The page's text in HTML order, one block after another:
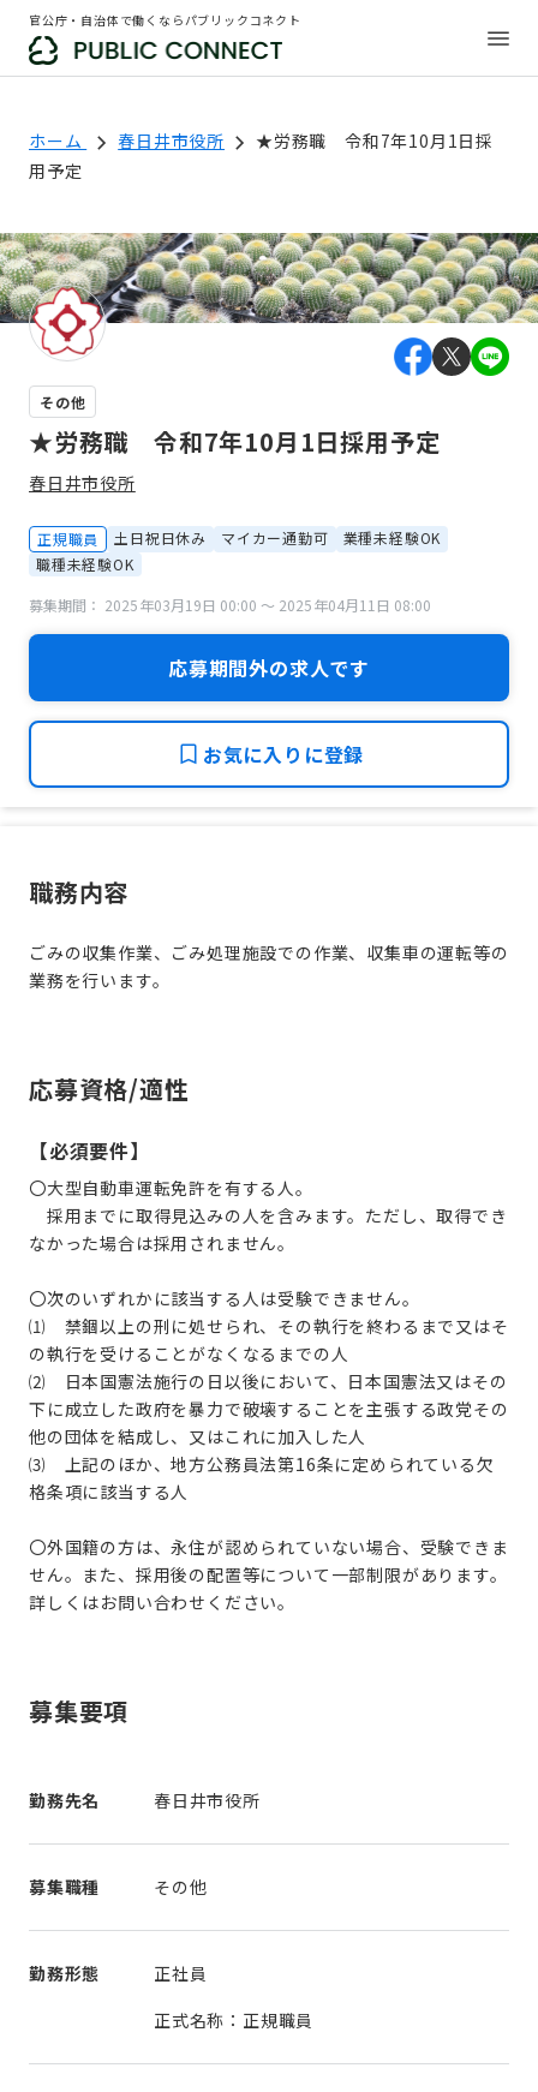
官公庁・自治体で働くならパブリックコネクト
ホーム 春日井市役所
★労務職 令和7年10月1日採
用予定
その他
★労務職 令和7年10月1日採用予定
春日井市役所
正規職員 土日祝日休み マイカー通勤可
業種未経験OK
職種未経験OK
募集期間： 2025年03月19日 00:00 〜 2025年04月11日 08:00
応募期間外の求人です
お気に入りに登録
職務内容
ごみの収集作業、ごみ処理施設での作業、収集車の運転等の
業務を行います。
応募資格/適性
【必須要件】
〇大型自動車運転免許を有する人。
採用までに取得見込みの人を含みます。ただし、取得でき
なかった場合は採用されません。
〇次のいずれかに該当する人は受験できません。
⑴ 禁錮以上の刑に処せられ、その執行を終わるまで又はそ
の執行を受けることがなくなるまでの人
⑵ 日本国憲法施行の日以後において、日本国憲法又はその
下に成立した政府を暴力で破壊することを主張する政党その
他の団体を結成し、又はこれに加入した人
⑶ 上記のほか、地方公務員法第16条に定められている欠
格条項に該当する人
〇外国籍の方は、永住が認められていない場合、受験できま
せん。また、採用後の配置等について一部制限があります。
詳しくはお問い合わせください。
募集要項
勤務先名 春日井市役所
募集職種 その他
勤務形態
正社員
正式名称：正規職員